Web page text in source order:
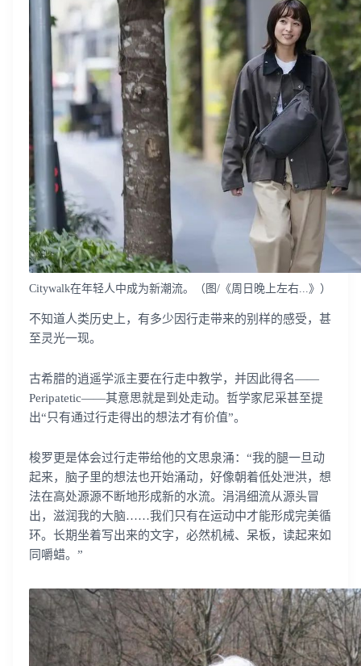
Citywalk在年轻人中成为新潮流。（图/《周日晚上左右...》）
不知道人类历史上，有多少因行走带来的别样的感受，甚
至灵光一现。
古希腊的逍遥学派主要在行走中教学，并因此得名——
Peripatetic——其意思就是到处走动。哲学家尼采甚至提
出“只有通过行走得出的想法才有价值”。
梭罗更是体会过行走带给他的文思泉涌：“我的腿一旦动
起来，脑子里的想法也开始涌动，好像朝着低处泄洪，想
法在高处源源不断地形成新的水流。涓涓细流从源头冒
出，滋润我的大脑……我们只有在运动中才能形成完美循
环。长期坐着写出来的文字，必然机械、呆板，读起来如
同嚼蜡。”